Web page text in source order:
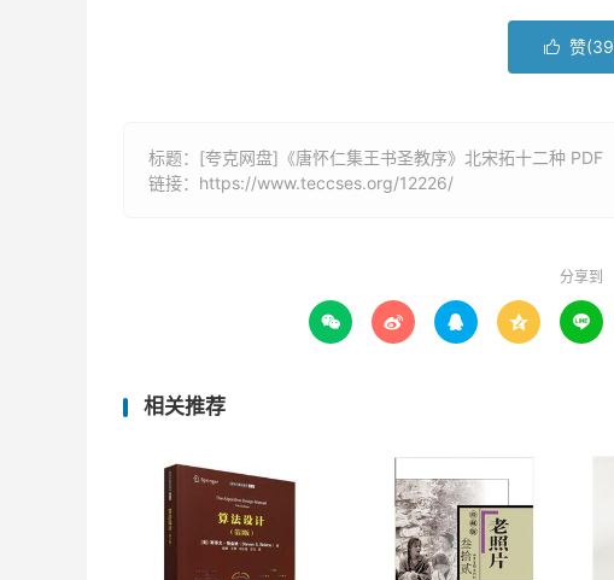
 赞(39
标题：[夸克网盘]《唐怀仁集王书圣教序》北宋拓十二种 PDF
链接： https://www.teccses.org/12226/
分享到
    
相关推荐